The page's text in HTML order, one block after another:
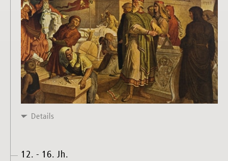
Details
12. - 16. Jh.